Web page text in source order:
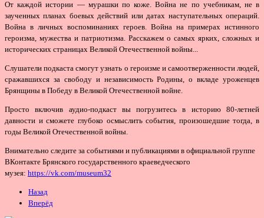
От каждой истории — мурашки по коже. Война не по учебникам, не в
заученных планах боевых действий или датах наступательных операций.
Война в личных воспоминаниях героев. Война на примерах истинного
героизма, мужества и патриотизма. Расскажем о самых ярких, сложных и
исторических страницах Великой Отечественной войны...
Слушатели подкаста смогут узнать о героизме и самоотверженности людей,
сражавшихся за свободу и независимость Родины, о вкладе уроженцев
Брянщины в Победу в Великой Отечественной войне.
Просто включив аудио-подкаст вы погрузитесь в историю 80-летней
давности и сможете глубоко осмыслить события, произошедшие тогда, в
годы Великой Отечественной войны.
Внимательно следите за событиями и публикациями в официальной группе
ВКонтакте Брянского государственного краеведческого
музея: https://vk.com/museum32
Назад
Вперёд